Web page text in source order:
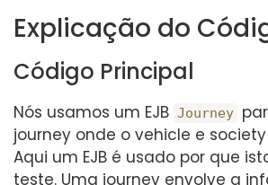
Explicação do
Código Principal
Nós usamos um EJB Journey
journey onde o vehicle e
Aqui um EJB é usado por que
teste. Uma journey envolve a